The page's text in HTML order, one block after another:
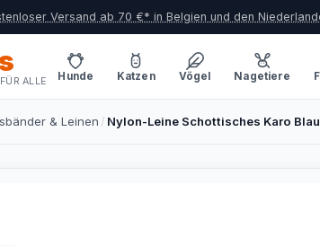
Versand ab 70 €* in Belgien und den
ALLE Hunde Katzen Vögel Nagetiere
& Leinen / Nylon-Leine Schottisches Karo